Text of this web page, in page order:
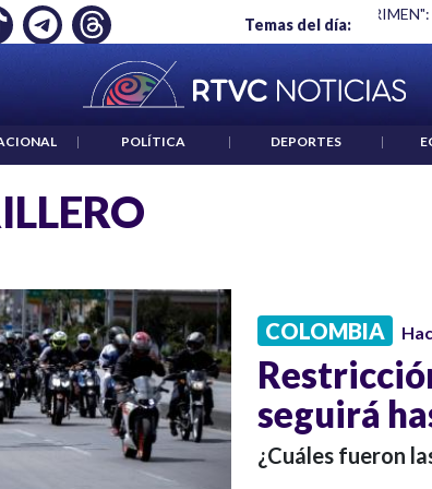
Temas del día:
EMPLEO: JP MORGAN "HABLAR NO ES UN
| POLÍTICA | DEPORTES |
COLOMBIA
seguirá
¿Cuáles fueron